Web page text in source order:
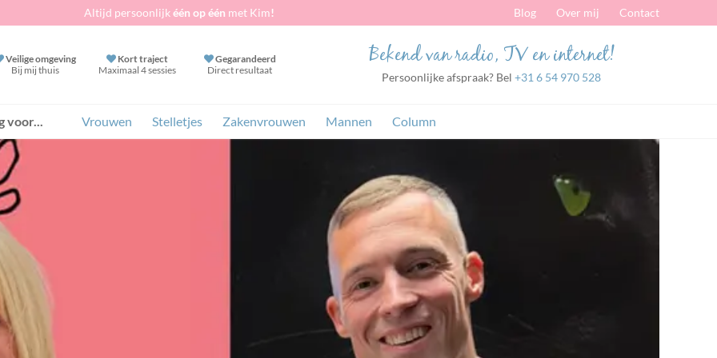
Altijd persoonlijkéén op één met Kim! Blog Over mij Contact
Veilige omgeving
Bij mij thuis
Kort traject
Maximaal 4 sessies
Gegarandeerd
Direct resultaat
Bekend van radio, TV en internet!
Persoonlijke afspraak? Bel +31 6 54 970 528
voor... Vrouwen Stelletjes Zakenvrouwen Mannen Column